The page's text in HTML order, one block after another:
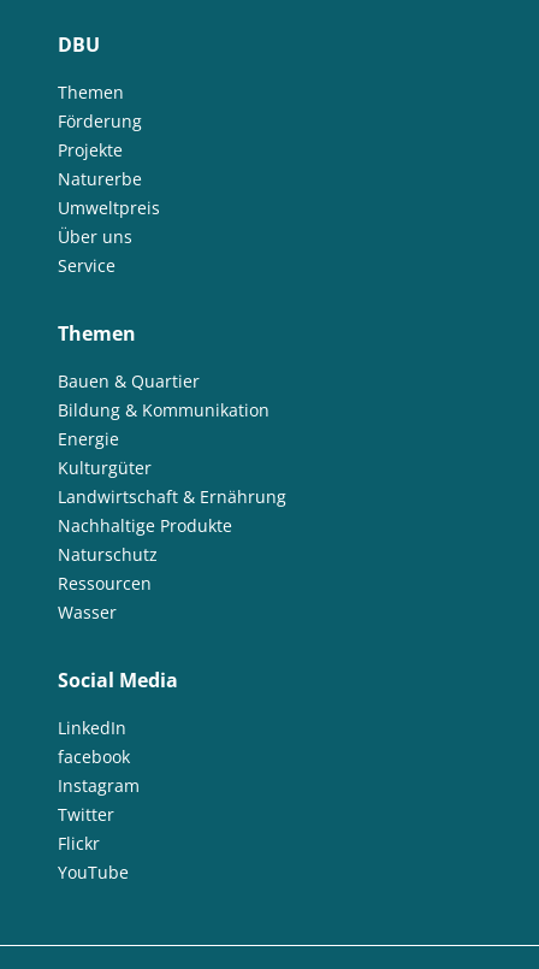
DBU
Themen
Förderung
Projekte
Naturerbe
Umweltpreis
Über uns
Service
Themen
Bauen & Quartier
Bildung & Kommunikation
Energie
Kulturgüter
Landwirtschaft & Ernährung
Nachhaltige Produkte
Naturschutz
Ressourcen
Wasser
Social Media
LinkedIn
facebook
Instagram
Twitter
Flickr
YouTube